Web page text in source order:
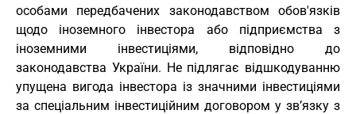
особами передбачених законодавством обов'язків
щодо іноземного інвестора або підприємства з
іноземними інвестиціями, відповідно до
законодавства України. Не підлягає відшкодуванню
упущена вигода інвестора із значними інвестиціями
за спеціальним інвестиційним договором у зв’язку з